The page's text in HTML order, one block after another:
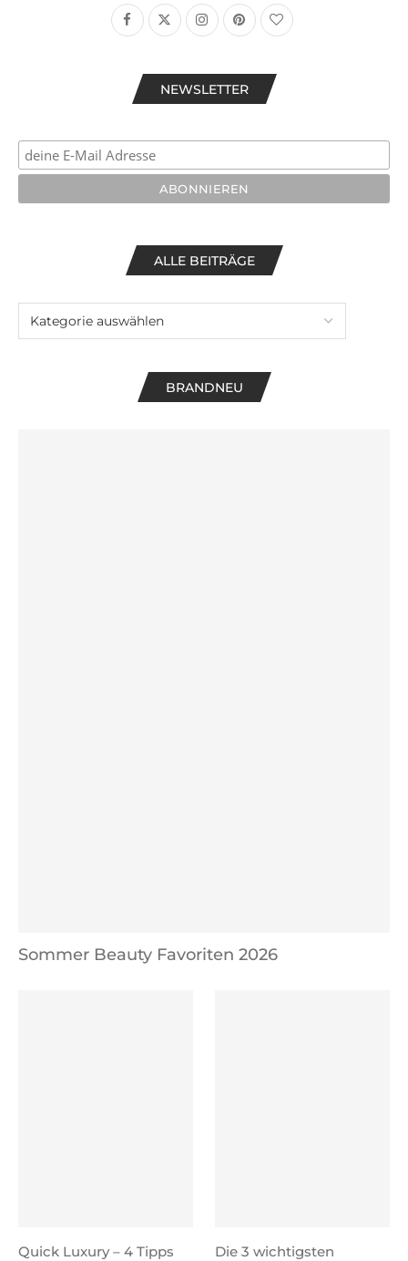
NEWSLETTER
ALLE BEITRÄGE
BRANDNEU
Sommer Beauty Favoriten 2026
Quick Luxury – 4 Tipps Die 3 wichtigsten